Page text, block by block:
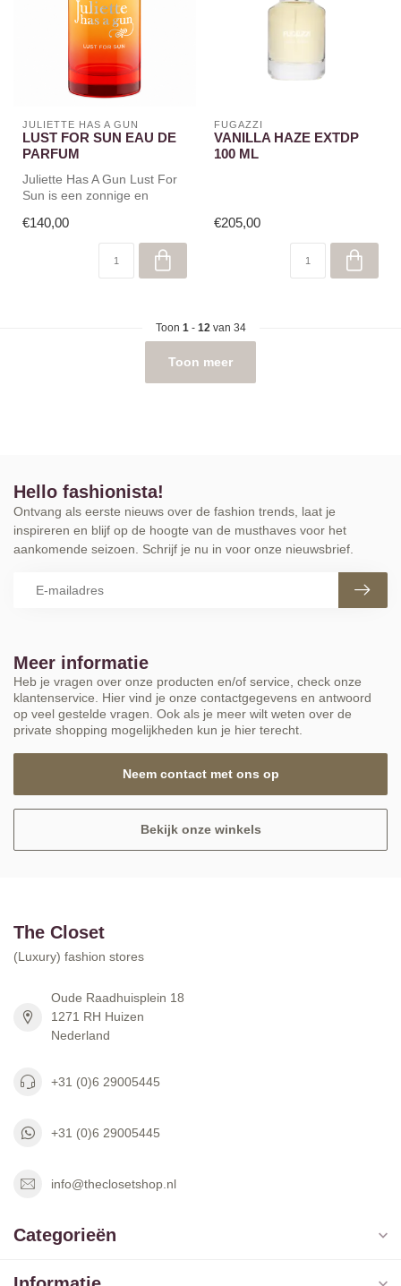
JULIETTE HAS A GUN
LUST FOR SUN EAU DE
PARFUM
Juliette Has A Gun Lust For
Sun is een zonnige en
bloemi...
€140,00
FUGAZZI
VANILLA HAZE EXTDP
100 ML
€205,00
Toon 1- 12van 34
Toon meer
Meer informatie
Heb je vragen over onze producten en/of service, check onze
klantenservice. Hier vind je onze contactgegevens en antwoord
op veel gestelde vragen. Ook als je meer wilt weten over de
private shopping mogelijkheden kun je hier terecht.
Neem contact met ons op
Bekijk onze winkels
Hello fashionista!
Ontvang als eerste nieuws over de fashion trends, laat je
inspireren en blijf op de hoogte van de musthaves voor het
aankomende seizoen. Schrijf je nu in voor onze nieuwsbrief.
The Closet
(Luxury) fashion stores
Oude Raadhuisplein 18
1271 RH Huizen
Nederland
+31 (0)6 29005445
+31 (0)6 29005445
info@theclosetshop.nl
Categorieën